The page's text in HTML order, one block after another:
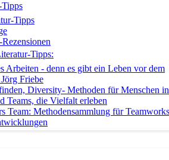
Tipps
Tipps
Tipps:
Arbeiten - denn es gibt ein Leben vor dem
Friebe
Diversity- Methoden für Menschen in
Teams, die Vielfalt erleben
Team: Methodensammlung für